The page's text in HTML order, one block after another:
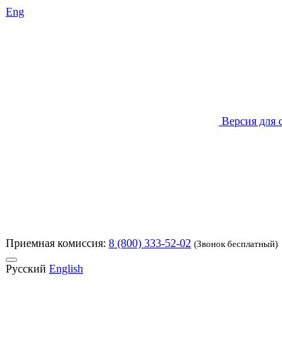
Eng
Версия для
Приемная комиссия: 8 (800) 333-52-02 (Звонок бесплатный)
Русский English